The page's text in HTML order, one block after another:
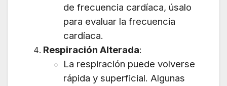
de frecuencia cardíaca, úsalo
para evaluar la frecuencia
cardíaca.
Respiración Alterada:
La respiración puede volverse
rápida y superficial. Algunas